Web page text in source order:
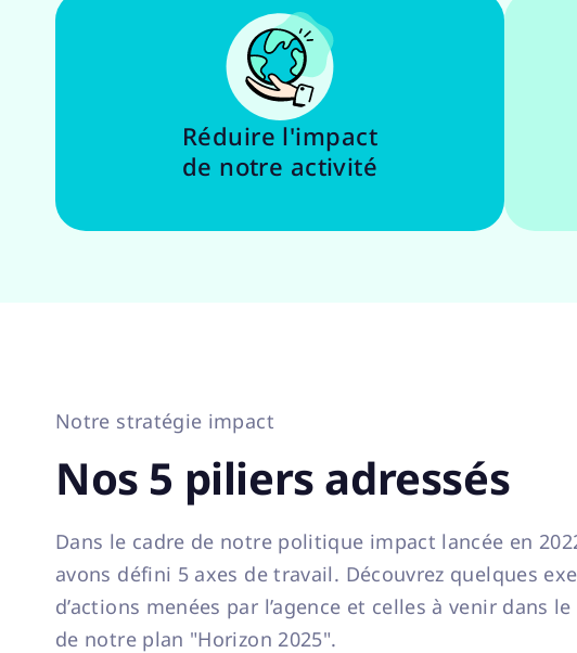
Réduire l'impact
de notre activité
Notre stratégie impact
Nos 5 piliers adressés
Dans le cadre de notre politique impact lancée en
avons défini 5 axes de travail. Découvrez quelques
d’actions menées par l’agence et celles à venir dans
de notre plan "Horizon 2025".